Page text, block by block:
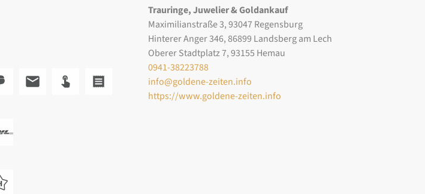
Trauringe, Juwelier & Goldankauf
Maximilianstraße 3, 93047 Regensburg
Hinterer Anger 346, 86899 Landsberg am Lech
Oberer Stadtplatz 7, 93155 Hemau
0941-38223788
info@goldene-zeiten.info
https://www.goldene-zeiten.info